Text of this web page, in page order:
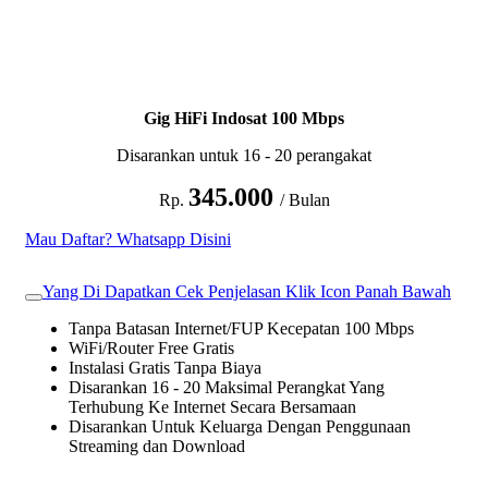
Gig HiFi Indosat 100 Mbps
Disarankan untuk 16 - 20 perangakat
Rp. 345.000 / Bulan
Mau Daftar? Whatsapp Disini
Yang Di Dapatkan Cek Penjelasan Klik Icon Panah Bawah
Tanpa Batasan Internet/FUP Kecepatan 100 Mbps
WiFi/Router Free Gratis
Instalasi Gratis Tanpa Biaya
Disarankan 16 - 20 Maksimal Perangkat Yang
Terhubung Ke Internet Secara Bersamaan
Disarankan Untuk Keluarga Dengan Penggunaan
Streaming dan Download